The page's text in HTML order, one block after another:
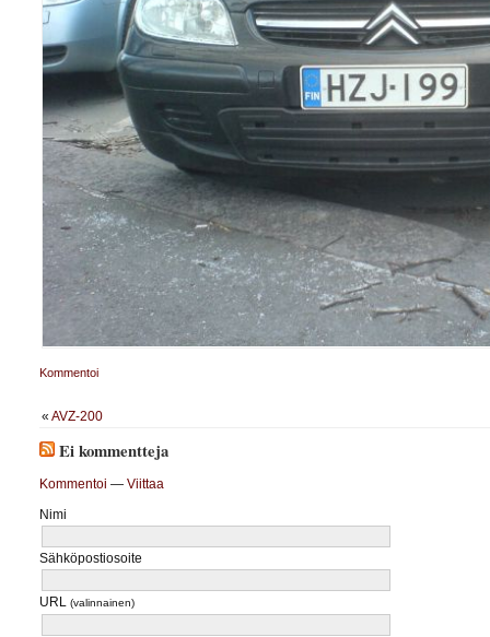
Kommentoi
« AVZ-200
Ei kommentteja
Kommentoi — Viittaa
Nimi
Sähköpostiosoite
URL (valinnainen)